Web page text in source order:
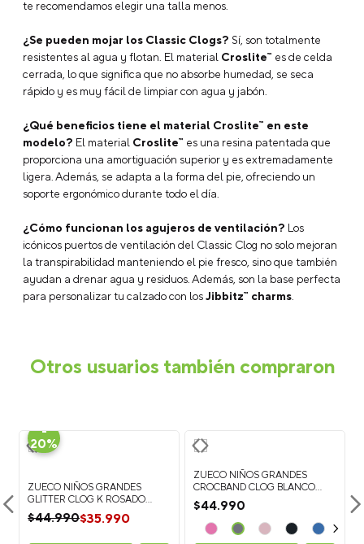
Tu nombre
Escribe un comentario
te recomendamos elegir una talla menos.
¿Se pueden mojar los Classic Clogs? Sí, son totalmente
resistentes al agua y flotan. El material Croslite™ es de celda
cerrada, lo que significa que no absorbe humedad, se seca
rápido y es muy fácil de limpiar con agua y jabón.
¿Qué beneficios tiene el material Croslite™ en este
modelo? El material Croslite™ es una resina patentada que
proporciona una amortiguación superior y es extremadamente
ligera. Además, se adapta a la forma del pie, ofreciendo un
soporte ergonómico durante todo el día.
¿Cómo funcionan los agujeros de ventilación? Los
icónicos puertos de ventilación del Classic Clog no solo mejoran
la transpirabilidad manteniendo el pie fresco, sino que también
ayudan a drenar agua y residuos. Además, son la base perfecta
para personalizar tu calzado con losJibbitz™ charms.
Otros usuarios también compraron
-
20%
ZUECO NIÑOS GRANDES
GLITTER CLOG K ROSADO
CROCS
$44.990$35.990
ZUECO NIÑOS GRANDES
CROCBAND CLOG BLANCO
CROCS
$44.990